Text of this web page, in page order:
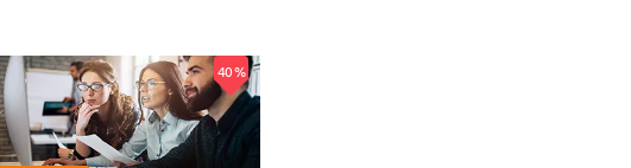
40 %